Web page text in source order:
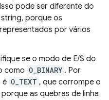
pode ser diferente do
porque os
por vários
se o modo de E/S do
como O_BINARY . Por
é O_TEXT , que corrompe o
as quebras de linha